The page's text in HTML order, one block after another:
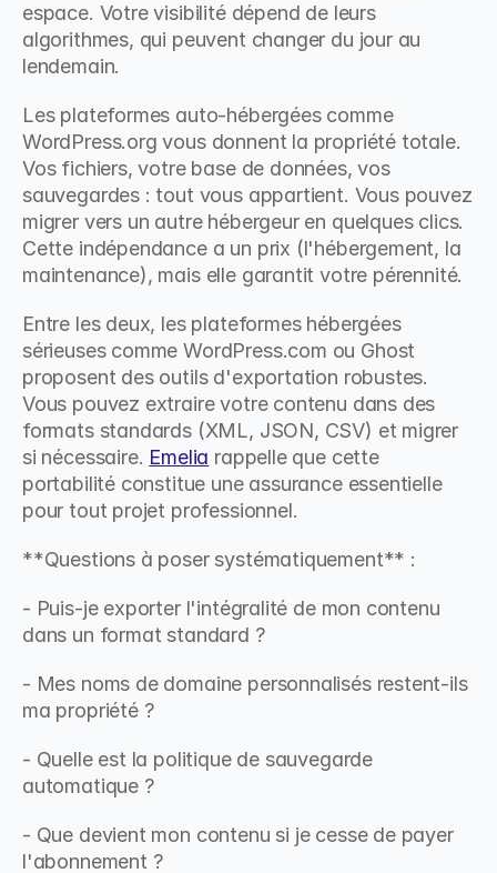
espace. Votre visibilité dépend de leurs
algorithmes, qui peuvent changer du jour au
lendemain.
Les plateformes auto-hébergées comme
WordPress.org vous donnent la propriété totale.
Vos fichiers, votre base de données, vos
sauvegardes : tout vous appartient. Vous pouvez
migrer vers un autre hébergeur en quelques clics.
Cette indépendance a un prix (l'hébergement, la
maintenance), mais elle garantit votre pérennité.
Entre les deux, les plateformes hébergées
sérieuses comme WordPress.com ou Ghost
proposent des outils d'exportation robustes.
Vous pouvez extraire votre contenu dans des
formats standards (XML, JSON, CSV) et migrer
si nécessaire. Emelia rappelle que cette
portabilité constitue une assurance essentielle
pour tout projet professionnel.
**Questions à poser systématiquement** :
- Puis-je exporter l'intégralité de mon contenu
dans un format standard ?
- Mes noms de domaine personnalisés restent-ils
ma propriété ?
- Quelle est la politique de sauvegarde
automatique ?
- Que devient mon contenu si je cesse de payer
l'abonnement ?